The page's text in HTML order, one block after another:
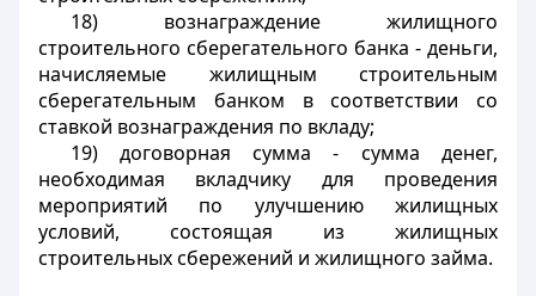
18) вознаграждение жилищного
строительного сберегательного банка - деньги,
начисляемые жилищным строительным
сберегательным банком в соответствии со
ставкой вознаграждения по вкладу;
19) договорная сумма - сумма денег,
необходимая вкладчику для проведения
мероприятий по улучшению жилищных
условий, состоящая из жилищных
строительных сбережений и жилищного займа.